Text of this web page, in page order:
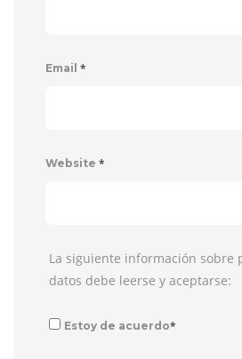
Email *
Website *
La siguiente información sobre
datos debe leerse y aceptarse:
Estoy de acuerdo*